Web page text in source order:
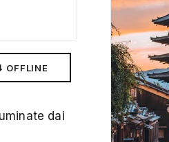
OFFLINE
dai